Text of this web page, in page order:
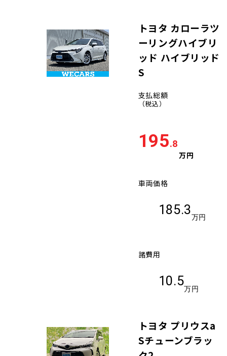
トヨタ カローラツ
ーリングハイブリ
ッド ハイブリッド
S
支払総額
（税込）
195.8
万円
車両価格
185.3
万円
諸費用
10.5
万円
トヨタ プリウスa
Sチューンブラッ